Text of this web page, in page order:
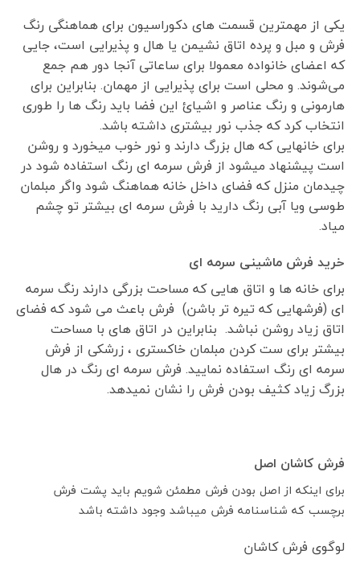
یکی از مهمترین قسمت های دکوراسیون برای هماهنگی رنگ
فرش و مبل و پرده اتاق نشیمن یا هال و پذیرایی است، جایی
که اعضای خانواده معمولا برای ساعاتی آنجا دور هم جمع
می‌شوند. و محلی است برای پذیرایی از مهمان. بنابراین برای
هارمونی و رنگ عناصر و اشیائ این فضا باید رنگ ها را طوری
انتخاب کرد که جذب نور بیشتری داشته باشد.
برای خانهایی که هال بزرگ دارند و نور خوب میخورد و روشن
است پیشنهاد میشود از فرش سرمه ای رنگ استفاده شود در
چیدمان منزل که فضای داخل خانه هماهنگ شود واگر مبلمان
طوسی ویا آبی رنگ دارید با فرش سرمه ای بیشتر تو چشم
میاد.
خرید فرش ماشینی سرمه ای
برای خانه ها و اتاق هایی که مساحت بزرگی دارند رنگ سرمه
ای (فرشهایی که تیره تر باشن) فرش باعث می شود که فضای
اتاق زیاد روشن نباشد. بنابراین در اتاق های با مساحت
بیشتر برای ست کردن مبلمان خاکستری ، زرشکی از فرش
سرمه ای رنگ استفاده نمایید. فرش سرمه ای رنگ در هال
بزرگ زیاد کثیف بودن فرش را نشان نمیدهد.
فرش کاشان اصل
برای اینکه از اصل بودن فرش مطمئن شویم باید پشت فرش
برچسب که شناسنامه فرش میباشد وجود داشته باشد
لوگوی فرش کاشان